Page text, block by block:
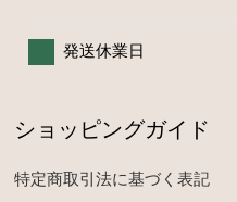
発送休業日
ショッピングガイド
特定商取引法に基づく表記